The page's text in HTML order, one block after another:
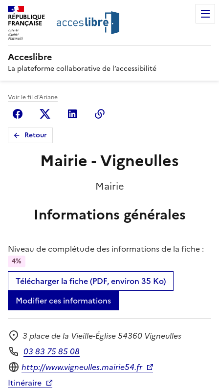
RÉPUBLIQUE
FRANÇAISE
Acceslibre
La plateforme collaborative de l’accessibilité
Voir le fil d'Ariane
FacebookX (anciennement Twitter)
Linkedin
Retour
Mairie - Vigneulles
Mairie
Informations générales
Niveau de complétude des informations de la fiche :
4%
Télécharger la fiche (PDF, environ 35 Ko)
Modifier ces informations
Adresse
3 place de la Vieille-Église 54360 Vigneulles
Téléphone
03 83 75 85 08
Site internet
http://www.vigneulles.mairie54.fr
Itinéraire